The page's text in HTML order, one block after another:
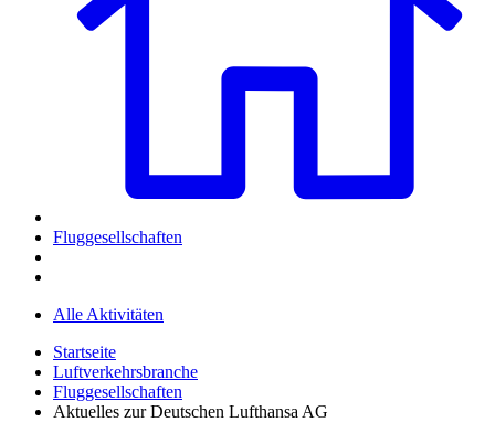
Fluggesellschaften
Alle Aktivitäten
Startseite
Luftverkehrsbranche
Fluggesellschaften
Aktuelles zur Deutschen Lufthansa AG